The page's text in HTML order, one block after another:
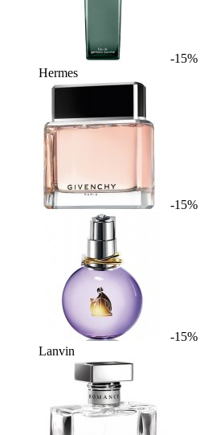
-15%
Hermes
-15%
-15%
Lanvin